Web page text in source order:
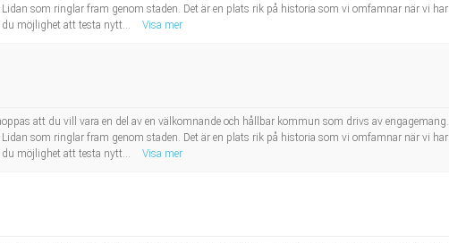
som ringlar fram genom staden. Det är en plats rik på historia som vi omfamnar när vi har
möjlighet att testa nytt...
Visa mer
att du vill vara en del av en välkomnande och hållbar kommun som drivs av engagemang. I
som ringlar fram genom staden. Det är en plats rik på historia som vi omfamnar när vi har
möjlighet att testa nytt...
Visa mer